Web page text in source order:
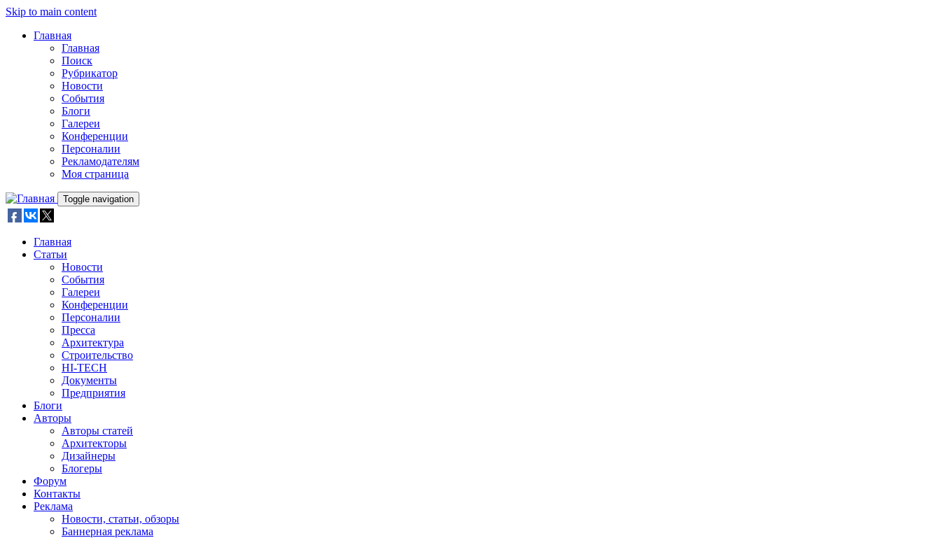
Skip to main content
Главная
Главная
Поиск
Рубрикатор
Новости
События
Блоги
Галереи
Конференции
Персоналии
Рекламодателям
Моя страница
Toggle navigation
Главная
Статьи
Новости
События
Галереи
Конференции
Персоналии
Пресса
Архитектура
Строительство
HI-TECH
Документы
Предприятия
Блоги
Авторы
Авторы статей
Архитекторы
Дизайнеры
Блогеры
Форум
Контакты
Реклама
Новости, статьи, обзоры
Баннерная реклама